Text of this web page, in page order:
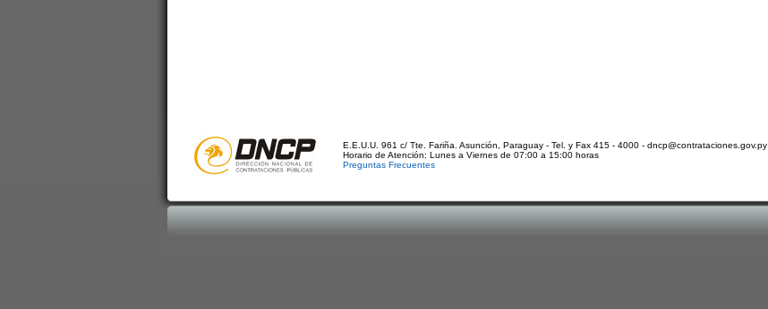
E.E.U.U. 961 c/ Tte. Fariña. Asunción, Paraguay - Tel. y Fax 415 - 4000 - dncp@contrataciones.gov.py
Horario de Atención: Lunes a Viernes de 07:00 a 15:00 horas
Preguntas Frecuentes